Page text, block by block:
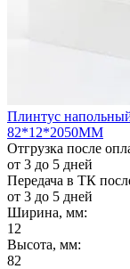
Плинтус
82*12*2050ММ
Отгрузка после
от 3 до 5 дней
Передача в ТК
от 3 до 5 дней
Ширина, мм:
12
Высота, мм:
82